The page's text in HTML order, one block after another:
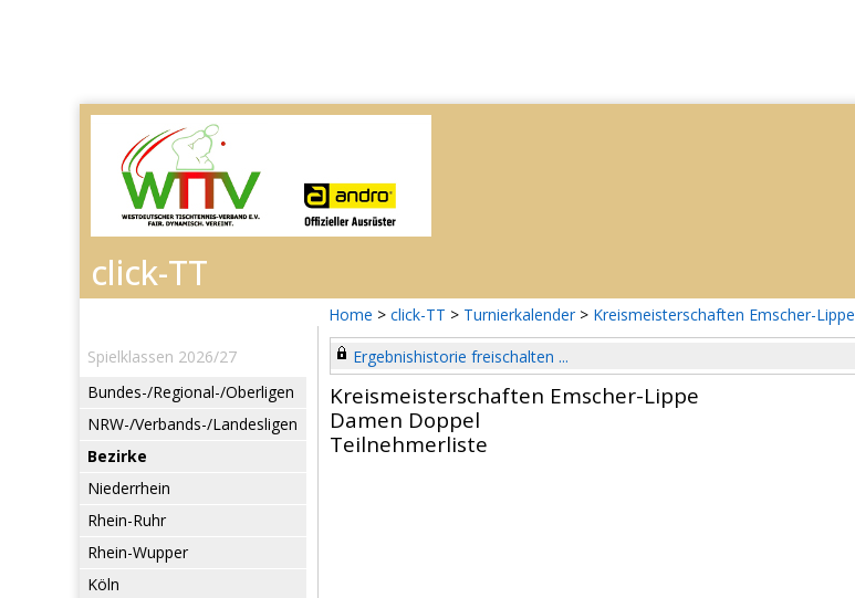
Home > click-TT > Turnierkalender > Kreismeisterschaften Emscher-Lippe
Spielklassen 2026/27
Bundes-/Regional-/Oberligen
NRW-/Verbands-/Landesligen
Bezirke
Niederrhein
Rhein-Ruhr
Rhein-Wupper
Köln
Ergebnishistorie freischalten ...
Kreismeisterschaften Emscher-Lippe
Damen Doppel
Teilnehmerliste